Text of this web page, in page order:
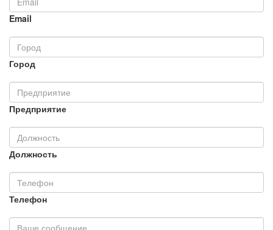
Email
Город
Предприятие
Должность
Телефон